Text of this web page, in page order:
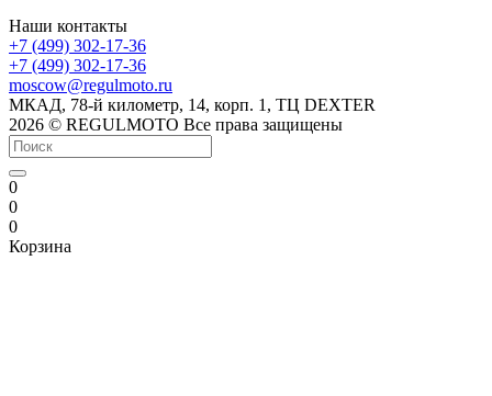
Наши контакты
+7 (499) 302-17-36
+7 (499) 302-17-36
moscow@regulmoto.ru
МКАД, 78-й километр, 14, корп. 1, ТЦ DEXTER
2026 © REGULMOTO Все права защищены
0
0
0
Корзина